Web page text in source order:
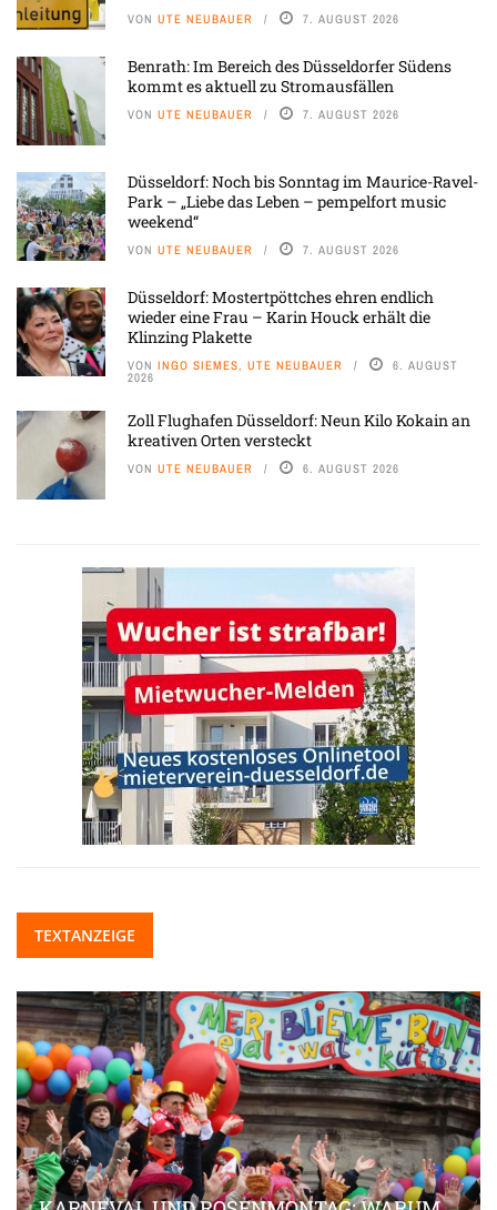
VON UTE NEUBAUER 7. AUGUST 2026
Benrath: Im Bereich des Düsseldorfer Südens
kommt es aktuell zu Stromausfällen
VON UTE NEUBAUER 7. AUGUST 2026
Düsseldorf: Noch bis Sonntag im Maurice-Ravel-
Park – „Liebe das Leben – pempelfort music
weekend“
VON UTE NEUBAUER 7. AUGUST 2026
Düsseldorf: Mostertpöttches ehren endlich
wieder eine Frau – Karin Houck erhält die
Klinzing Plakette
VON INGO SIEMES, UTE NEUBAUER 6. AUGUST
2026
Zoll Flughafen Düsseldorf: Neun Kilo Kokain an
kreativen Orten versteckt
VON UTE NEUBAUER 6. AUGUST 2026
TEXTANZEIGE